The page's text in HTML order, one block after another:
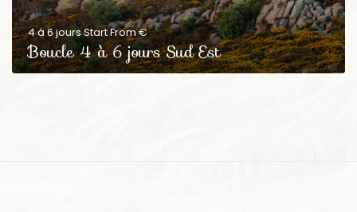
4 à 6 jours Start From €
Boucle 4 à 6 jours Sud Est